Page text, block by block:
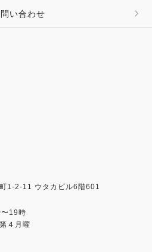
い合わせ
1-2-11 ウタカビル6階601
19時
４月曜